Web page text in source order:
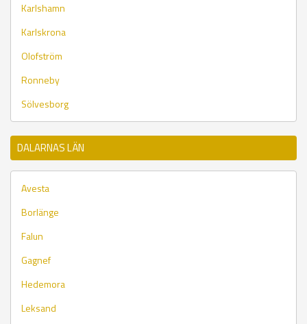
Karlshamn
Karlskrona
Olofström
Ronneby
Sölvesborg
DALARNAS LÄN
Avesta
Borlänge
Falun
Gagnef
Hedemora
Leksand